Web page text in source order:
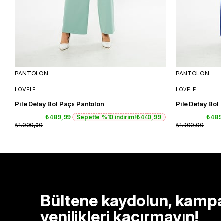
PANTOLON
LOVELF
Pile Detay Bol Paça Pantolon
₺489,99 Sepette %10 indirim!₺440,99
₺1.000,00
PANTOLON
LOVELF
Pile Detay Bol
₺1.000,00
Bültene kaydolun,
yenilikleri kaçırmayın!